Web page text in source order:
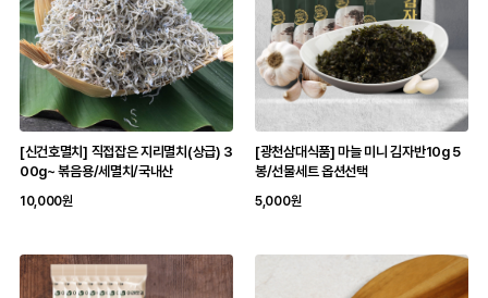
[신건호멸치] 직접잡은 지리멸치(상급) 3
00g~ 볶음용/세멸치/국내산
10,000원
[광천삼대식품] 마늘 미니 김자반10g 5
봉/선물세트 옵션선택
5,000원